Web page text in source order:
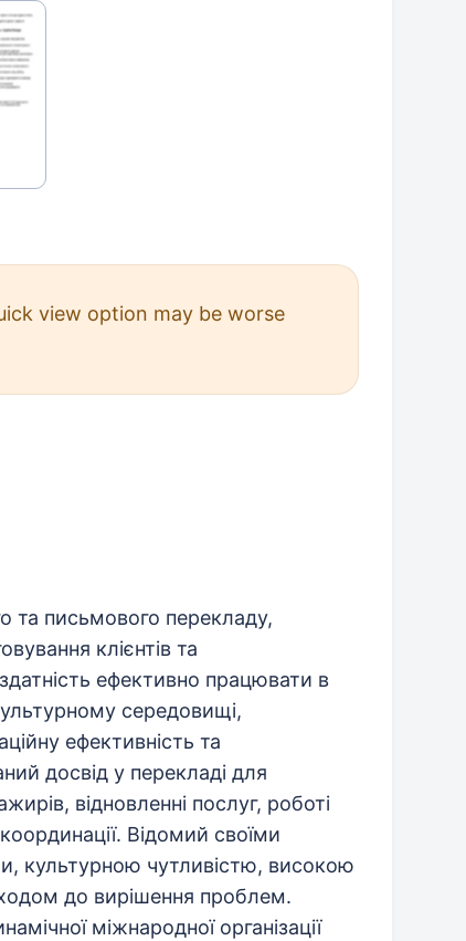
view option may be worse
та письмового перекладу,
клієнтів та
ефективно працювати в
середовищі,
ефективність та
досвід у перекладі для
відновленні послуг, роботі
Відомий своїми
культурною чутливістю, високою
до вирішення проблем.
міжнародної організації